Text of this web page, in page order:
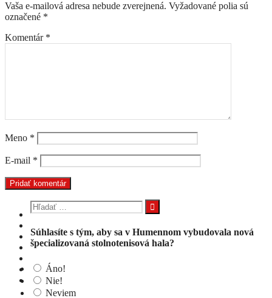
Vaša e-mailová adresa nebude zverejnená. Vyžadované polia sú
označené *
Komentár *
Meno *
E-mail *
Hľadať:
Súhlasíte s tým, aby sa v Humennom vybudovala nová
špecializovaná stolnotenisová hala?
Áno!
Nie!
Neviem